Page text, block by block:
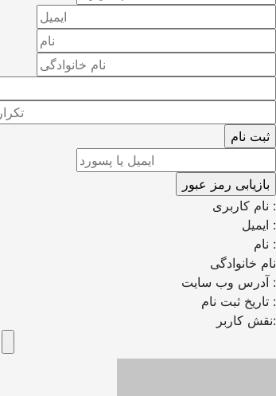
نام کاربری :
ایمیل :
نام :
نام خانوادگی
آدرس وب سایت :
تاریخ ثبت نام :
نقش کاربر: